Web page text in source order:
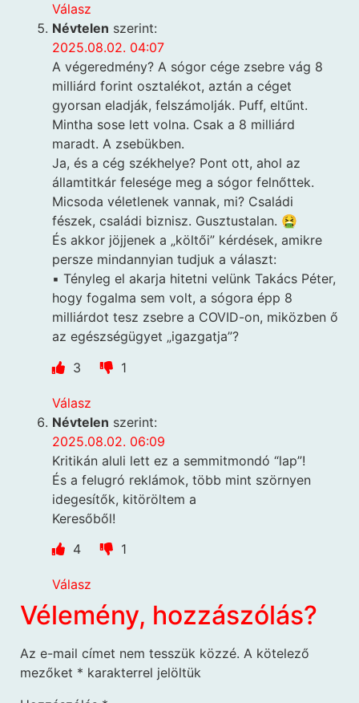
Válasz
Névtelen szerint:
2025.08.02. 04:07
A végeredmény? A sógor cége zsebre vág 8
milliárd forint osztalékot, aztán a céget
gyorsan eladják, felszámolják. Puff, eltűnt.
Mintha sose lett volna. Csak a 8 milliárd
maradt. A zsebükben.
Ja, és a cég székhelye? Pont ott, ahol az
államtitkár felesége meg a sógor felnőttek.
Micsoda véletlenek vannak, mi? Családi
fészek, családi biznisz. Gusztustalan. 🤮
És akkor jöjjenek a „költői” kérdések, amikre
persze mindannyian tudjuk a választ:
▪️ Tényleg el akarja hitetni velünk Takács Péter,
hogy fogalma sem volt, a sógora épp 8
milliárdot tesz zsebre a COVID-on, miközben ő
az egészségügyet „igazgatja”?
3
1
Válasz
Névtelen szerint:
2025.08.02. 06:09
Kritikán aluli lett ez a semmitmondó “lap”!
És a felugró reklámok, több mint szörnyen
idegesítők, kitöröltem a
Keresőből!
4
1
Válasz
Vélemény, hozzászólás?
Az e-mail címet nem tesszük közzé. A kötelező
mezőket * karakterrel jelöltük